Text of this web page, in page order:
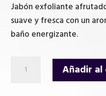
Jabón exfoliante
suave y fresca con un
baño energizante.
Añadir